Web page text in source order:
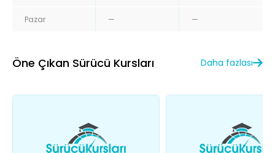
Pazar — —
Öne Çıkan Sürücü Kursları Daha fazlası